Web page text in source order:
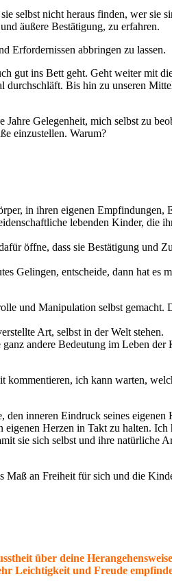
selbst nicht heraus finden, wer sie
äußere Bestätigung, zu erfahren.
Erfordernissen abbringen zu lassen.
gut ins Bett geht. Geht weiter mit
durchschläft. Bis hin zu unseren
Gelegenheit, mich selbst zu
einzustellen. Warum?
in ihren eigenen Empfindungen,
lebenden Kinder, die
öffne, dass sie Bestätigung und
Gelingen, entscheide, dann hat es
und Manipulation selbst gemacht.
Art, selbst in der Welt stehen.
andere Bedeutung im Leben der
ich kann warten,
inneren Eindruck seines eigenen
Herzen in Takt zu halten. Ich
sie sich selbst und ihre natürliche
Maß an Freiheit für sich und die
über deine
Leichtigkeit und Freude